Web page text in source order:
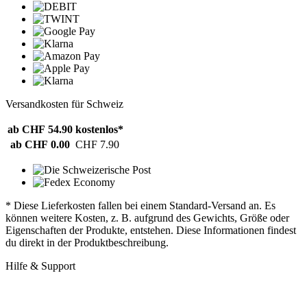
Versandkosten für Schweiz
ab CHF 54.90 kostenlos*
ab CHF 0.00 CHF 7.90
* Diese Lieferkosten fallen bei einem Standard-Versand an. Es
können weitere Kosten, z. B. aufgrund des Gewichts, Größe oder
Eigenschaften der Produkte, entstehen. Diese Informationen findest
du direkt in der Produktbeschreibung.
Hilfe & Support